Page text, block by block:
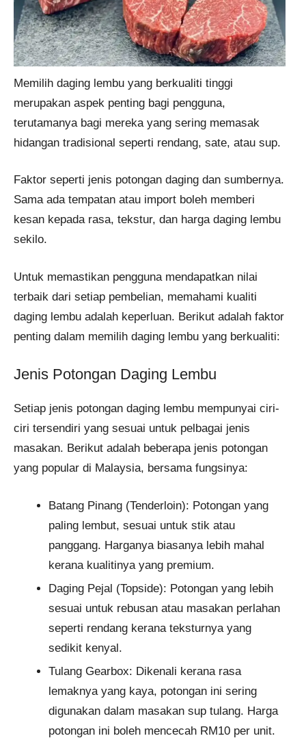
Memilih daging lembu yang berkualiti tinggi
merupakan aspek penting bagi pengguna,
terutamanya bagi mereka yang sering memasak
hidangan tradisional seperti rendang, sate, atau sup.
Faktor seperti jenis potongan daging dan sumbernya.
Sama ada tempatan atau import boleh memberi
kesan kepada rasa, tekstur, dan harga daging lembu
sekilo.
Untuk memastikan pengguna mendapatkan nilai
terbaik dari setiap pembelian, memahami kualiti
daging lembu adalah keperluan. Berikut adalah faktor
penting dalam memilih daging lembu yang berkualiti:
Jenis Potongan Daging Lembu
Setiap jenis potongan daging lembu mempunyai ciri-
ciri tersendiri yang sesuai untuk pelbagai jenis
masakan. Berikut adalah beberapa jenis potongan
yang popular di Malaysia, bersama fungsinya:
Batang Pinang (Tenderloin): Potongan yang
paling lembut, sesuai untuk stik atau
panggang. Harganya biasanya lebih mahal
kerana kualitinya yang premium.
Daging Pejal (Topside): Potongan yang lebih
sesuai untuk rebusan atau masakan perlahan
seperti rendang kerana teksturnya yang
sedikit kenyal.
Tulang Gearbox: Dikenali kerana rasa
lemaknya yang kaya, potongan ini sering
digunakan dalam masakan sup tulang. Harga
potongan ini boleh mencecah RM10 per unit.